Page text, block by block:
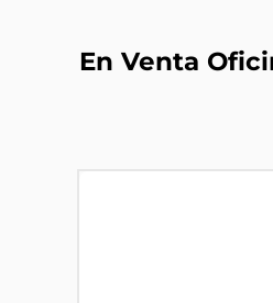
En Venta